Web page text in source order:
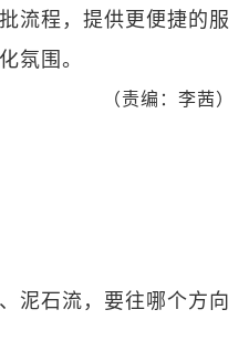
流程，提供更便捷的服
氛围。
（责编：李茜）
泥石流，要往哪个方向